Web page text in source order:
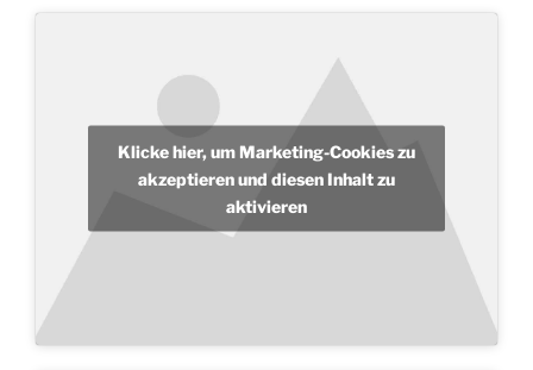
Klicke hier, um Marketing-Cookies zu
akzeptieren und diesen Inhalt zu
aktivieren